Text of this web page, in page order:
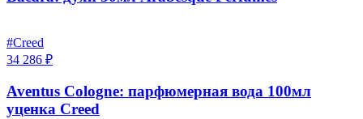
#Creed
34 286 ₽
Aventus Cologne: парфюмерная вода 100мл
уценка Creed